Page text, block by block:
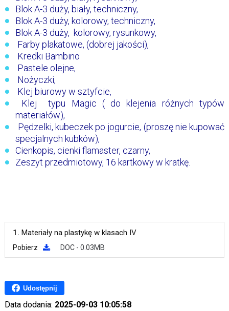
Blok A-3 duży, biały, techniczny,
Blok A-3 duży, kolorowy, techniczny,
Blok A-3 duży, kolorowy, rysunkowy,
Farby plakatowe, (dobrej jakości),
Kredki Bambino
Pastele olejne,
Nożyczki,
Klej biurowy w sztyfcie,
Klej typu Magic ( do klejenia różnych typów
materiałów),
Pędzelki, kubeczek po jogurcie, (proszę nie kupować
specjalnych kubków),
Cienkopis, cienki flamaster, czarny,
Zeszyt przedmiotowy, 16 kartkowy w kratkę.
1. Materiały na plastykę w klasach IV
Pobierz DOC - 0.03MB
Udostępnij
Data dodania: 2025-09-03 10:05:58